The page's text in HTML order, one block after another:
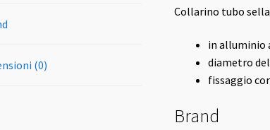
(0)
Collarino tubo
in alluminio
diametro
fissaggio
Brand